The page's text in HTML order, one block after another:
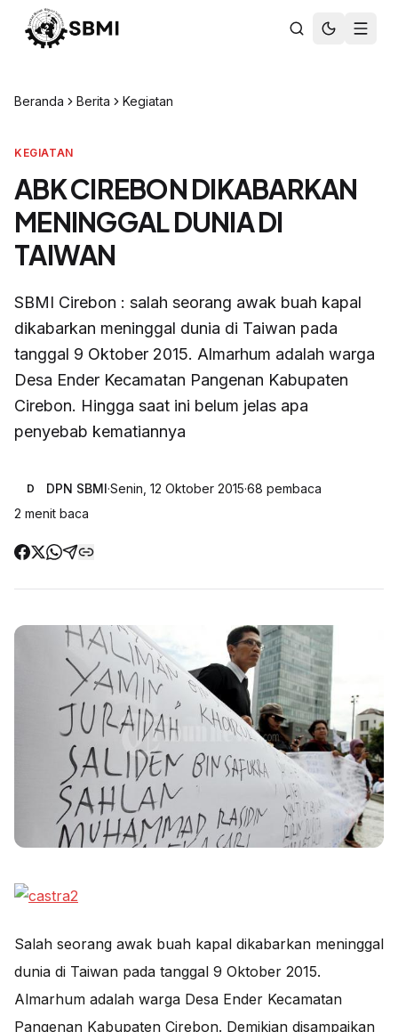
Beranda Berita Kegiatan
KEGIATAN
ABK CIREBON DIKABARKAN
MENINGGAL DUNIA DI
TAIWAN
SBMI Cirebon : salah seorang awak buah kapal
dikabarkan meninggal dunia di Taiwan pada
tanggal 9 Oktober 2015. Almarhum adalah warga
Desa Ender Kecamatan Pangenan Kabupaten
Cirebon. Hingga saat ini belum jelas apa
penyebab kematiannya
D DPN SBMI·Senin, 12 Oktober 2015·68 pembaca
2 menit baca
Salah seorang awak buah kapal dikabarkan meninggal
dunia di Taiwan pada tanggal 9 Oktober 2015.
Almarhum adalah warga Desa Ender Kecamatan
Pangenan Kabupaten Cirebon. Demikian disampaikan